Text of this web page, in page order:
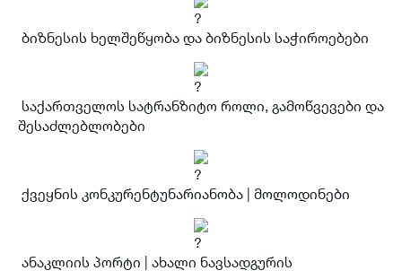
ბიზნესის ხელშეწყობა და ბიზნესის საჭიროებები
საქართველოს სატრანზიტო როლი, გამოწვევები და
შესაძლებლობები
ქვეყნის კონკურენტუნარიანობა | მოლოდინები
ანაკლიის პორტი | ახალი ნავსადგურის